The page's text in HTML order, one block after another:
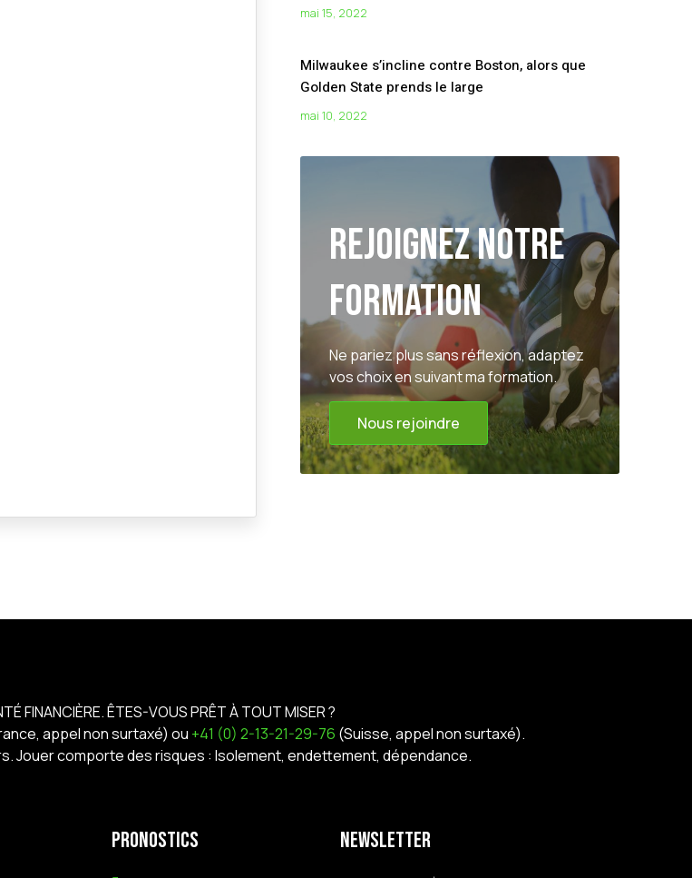
mai 15, 2022
Milwaukee s’incline contre Boston, alors que
Golden State prends le large
mai 10, 2022
Rejoignez notre
formation
Ne pariez plus sans réflexion, adaptez
vos choix en suivant ma formation.
Nous rejoindre
FINANCIÈRE. ÊTES-VOUS PRÊT À TOUT MISER ?
appel non surtaxé) ou +41 (0) 2-13-21-29-76 (Suisse, appel non surtaxé).
Jouer comporte des risques : Isolement, endettement, dépendance.
Pronostics Newsletter